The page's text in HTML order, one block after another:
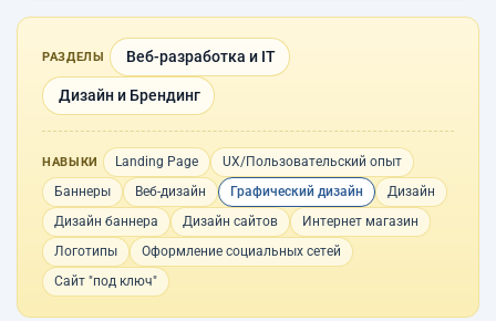
РАЗДЕЛЫ Веб-разработка и IT
Дизайн и Брендинг
НАВЫКИ Landing Page
UX/Пользовательский опыт
Баннеры
Веб-дизайн Графический дизайн
Дизайн
Дизайн баннера
Дизайн сайтов
Интернет магазин
Логотипы
Оформление социальных сетей
Сайт "под ключ"